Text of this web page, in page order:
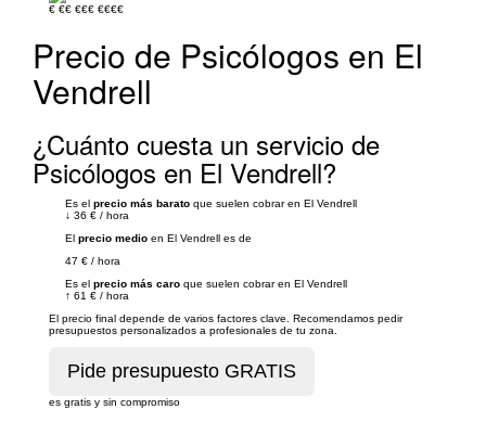
€ €€ €€€ €€€€
Precio de Psicólogos en El
Vendrell
¿Cuánto cuesta un servicio de
Psicólogos en El Vendrell?
Es el precio más barato que suelen cobrar en El Vendrell
↓ 36 € / hora
El precio medio en El Vendrell es de
47 € / hora
Es el precio más caro que suelen cobrar en El Vendrell
↑ 61 € / hora
El precio final depende de varios factores clave. Recomendamos pedir
presupuestos personalizados a profesionales de tu zona.
es gratis y sin compromiso